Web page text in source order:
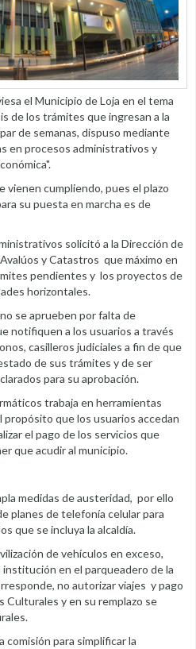
el Municipio de Loja en el tema
de los trámites que ingresan a la
de semanas, dispuso mediante
en procesos administrativos y
vienen cumpliendo, pues el plazo
su puesta en marcha es de
solicitó a la Dirección de
y Catastros que máximo en
pendientes y los proyectos de
horizontales.
se aprueben por falta de
notifiquen a los usuarios a través
casilleros judiciales a fin de que
de sus trámites y de ser
para su aprobación.
trabaja en herramientas
que los usuarios accedan
el pago de los servicios que
que acudir al municipio.
medidas de austeridad, por ello
planes de telefonía celular para
que se incluya la alcaldía.
de vehículos en exceso,
en el parqueadero de la
no autorizar viajes y pago
Culturales y en su remplazo se
comisión para simplificar la